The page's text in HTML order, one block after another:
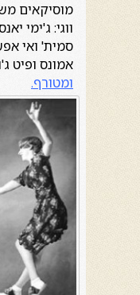
מוסיקאים
ווגי: ג'ימי
סמית' ואי
אמונס ופיט
ומטורף.